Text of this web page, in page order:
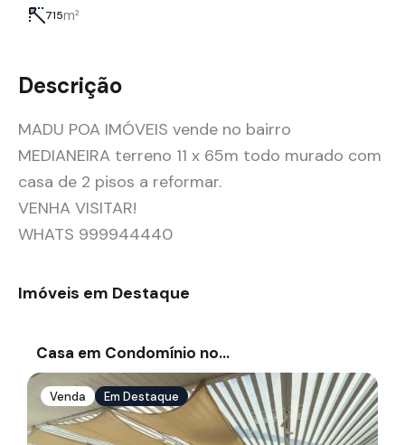
715m²
Descrição
MADU POA IMÓVEIS vende no bairro
MEDIANEIRA terreno 11 x 65m todo murado com
casa de 2 pisos a reformar.
VENHA VISITAR!
WHATS 999944440
Imóveis em Destaque
Casa em Condomínio no…
Venda Em Destaque